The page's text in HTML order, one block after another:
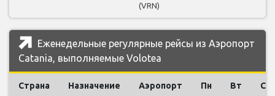
(VRN)
Еженедельные регулярные рейсы из Аэропорт
Catania, выполняемые Volotea
Страна Назначение Аэропорт Пн Вт Ср